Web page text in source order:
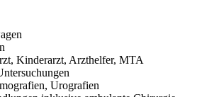
Kinderarzt, Arzthelfer, MTA
Urografien